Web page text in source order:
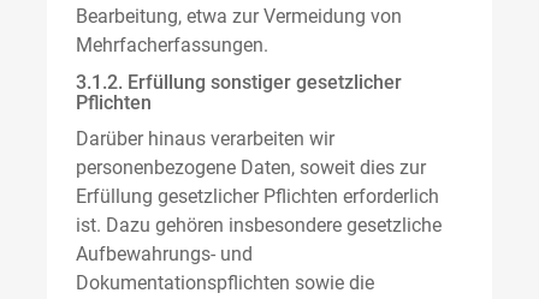
Bearbeitung, etwa zur Vermeidung von
Mehrfacherfassungen.
3.1.2. Erfüllung sonstiger gesetzlicher
Pflichten
Darüber hinaus verarbeiten wir
personenbezogene Daten, soweit dies zur
Erfüllung gesetzlicher Pflichten erforderlich
ist. Dazu gehören insbesondere gesetzliche
Aufbewahrungs- und
Dokumentationspflichten sowie die